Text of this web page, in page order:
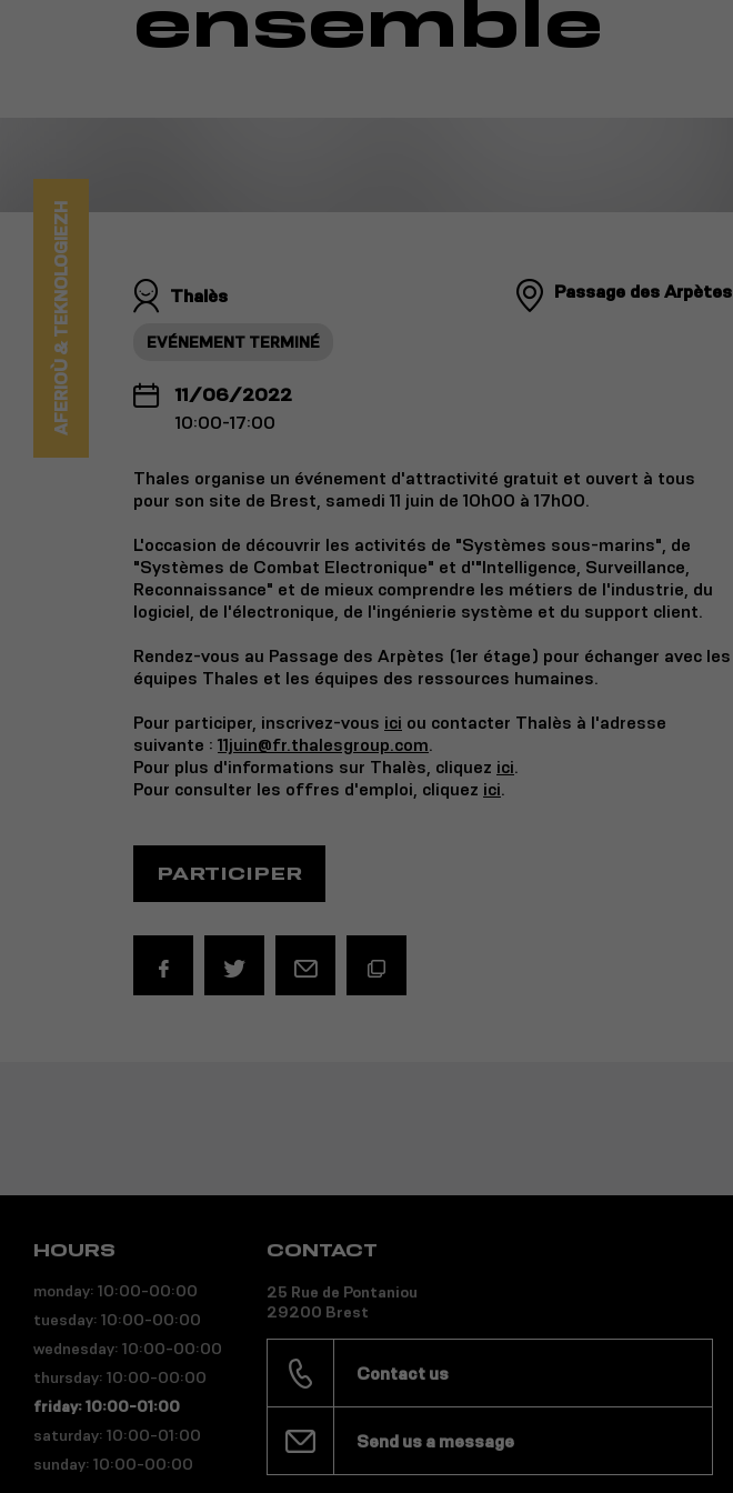
ensemble
AFERIOÙ & TEKNOLOGIEZH Thalès Passage des Arpètes
EVÉNEMENT TERMINÉ
11/06/2022
10:00-17:00
Thales organise un événement d'attractivité gratuit et ouvert à tous
pour son site de Brest, samedi 11 juin de 10h00 à 17h00.
L'occasion de découvrir les activités de "Systèmes sous-marins", de
"Systèmes de Combat Electronique" et d'"Intelligence, Surveillance,
Reconnaissance" et de mieux comprendre les métiers de l'industrie, du
logiciel, de l'électronique, de l'ingénierie système et du support client.
Rendez-vous au Passage des Arpètes (1er étage) pour échanger avec les
équipes Thales et les équipes des ressources humaines.
Pour participer, inscrivez-vous ici ou contacter Thalès à l'adresse
suivante : 11juin@fr.thalesgroup.com.
Pour plus d'informations sur Thalès, cliquez ici.
Pour consulter les offres d'emploi, cliquez ici.
PARTICIPER
HOURS
monday: 10:00-00:00
tuesday: 10:00-00:00
wednesday: 10:00-00:00
thursday: 10:00-00:00
friday: 10:00-01:00
saturday: 10:00-01:00
sunday: 10:00-00:00
CONTACT
25 Rue de Pontaniou
29200 Brest
Contact us
Send us a message